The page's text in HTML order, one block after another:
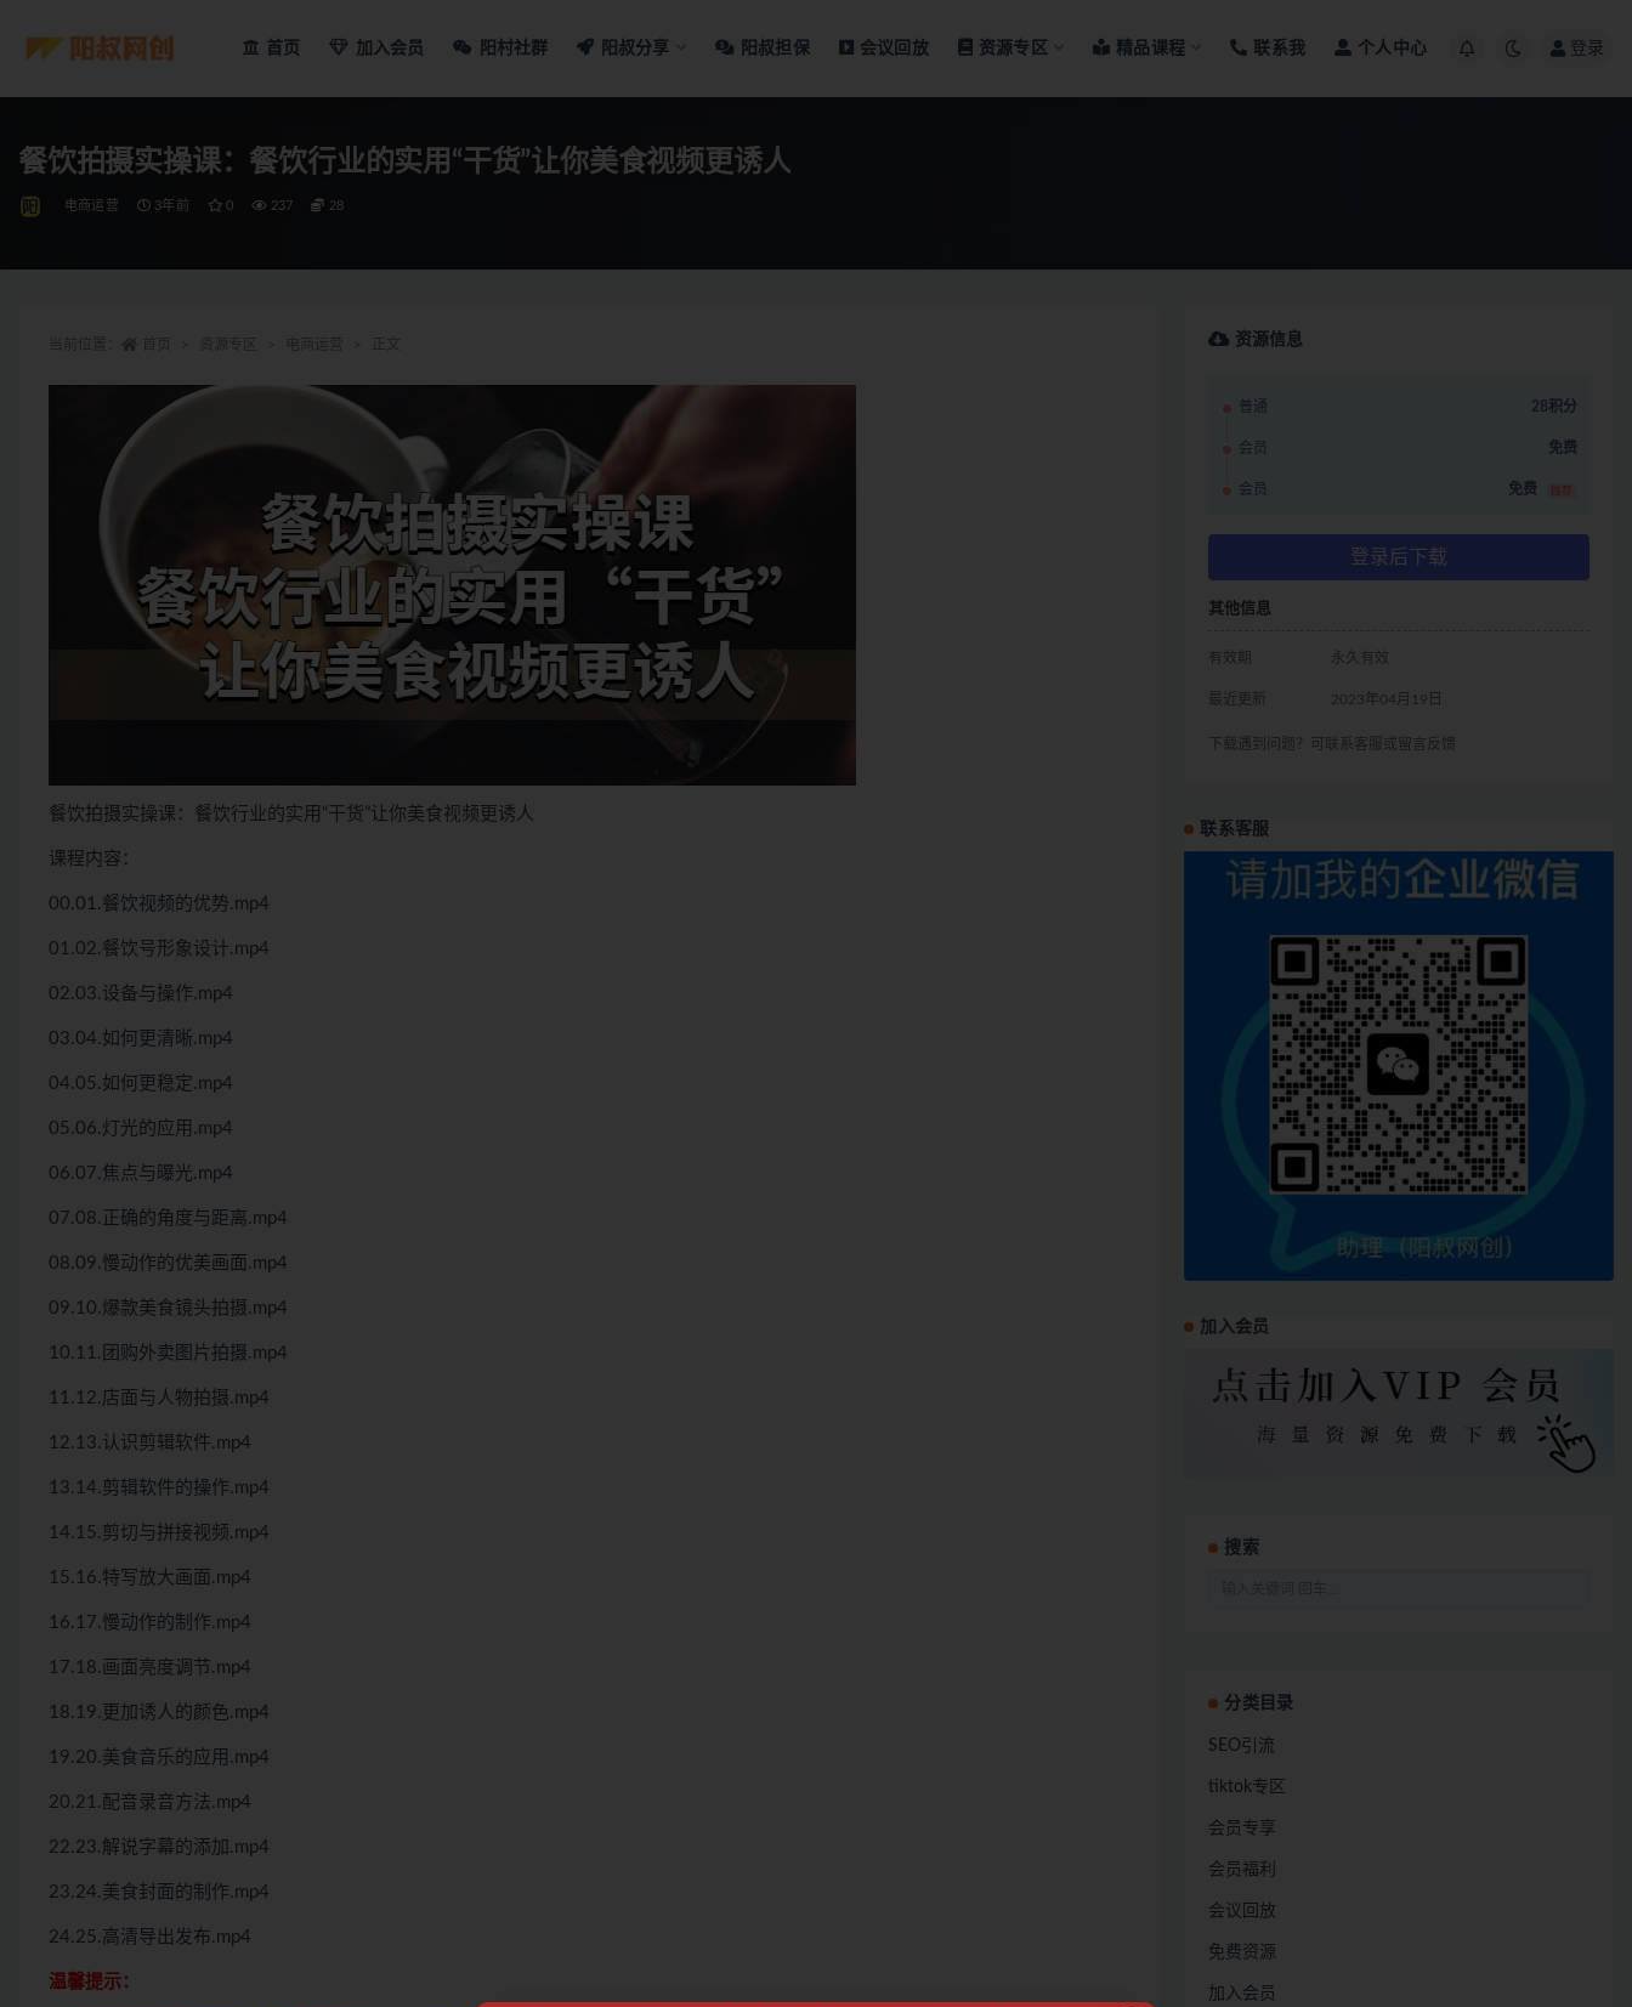
首页 加入会员 阳村社群 阳叔分享 阳叔担保 会议回放 资源专区 精品课程 联系我 个人中心 登录
餐饮拍摄实操课：餐饮行业的实用“干货”让你美食视频更诱人
电商运营 3年前 0 237 28
餐饮拍摄实操课：餐饮行业的实用“干货”让你美食视频更诱人
课程内容：
00.01.餐饮视频的优势.mp4
01.02.餐饮号形象设计.mp4
02.03.设备与操作.mp4
03.04.如何更清晰.mp4
04.05.如何更稳定.mp4
05.06.灯光的应用.mp4
06.07.焦点与曝光.mp4
07.08.正确的角度与距离.mp4
08.09.慢动作的优美画面.mp4
09.10.爆款美食镜头拍摄.mp4
10.11.团购外卖图片拍摄.mp4
11.12.店面与人物拍摄.mp4
12.13.认识剪辑软件.mp4
13.14.剪辑软件的操作.mp4
14.15.剪切与拼接视频.mp4
15.16.特写放大画面.mp4
16.17.慢动作的制作.mp4
17.18.画面亮度调节.mp4
18.19.更加诱人的颜色.mp4
19.20.美食音乐的应用.mp4
20.21.配音录音方法.mp4
22.23.解说字幕的添加.mp4
23.24.美食封面的制作.mp4
24.25.高清导出发布.mp4
温馨提示：
资源信息
普通 28积分
会员 免费
会员 免费 推荐
登录后下载
其他信息
有效期 永久有效
最近更新 2023年04月19日
下载遇到问题？可联系客服或留言反馈
联系客服
加入会员
搜索
分类目录
SEO引流
tiktok专区
会员专享
会员福利
会议回放
免费资源
加入会员